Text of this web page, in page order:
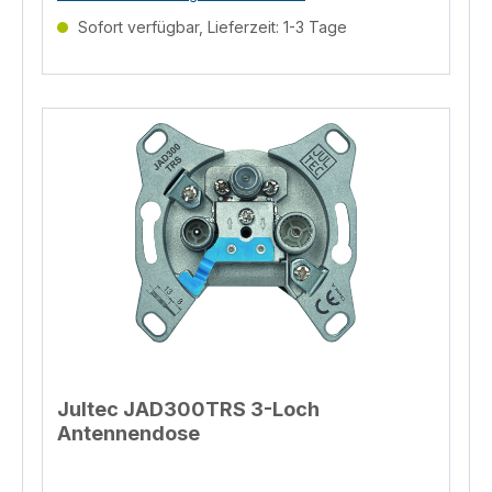
Bei Unterputzmontage ausreichend große
Unterputzbecher mit einer Größe von mind. 68×60
Installation sicherzustellen. Kabelzuführung muss
Produktsicherheit Hersteller/EU Verantwortliche
Salinstrasse 34, Rosenheim, 83022, DE
info@kathrein-ds.com Telefon 004980316193300
EU Verantwortliche Person KATHREIN Digital
Systems GmbH Salinstrasse 34, Rosenheim, 83022,
004980316193300
Sofort verfügbar, Lieferzeit: 1-3 Tage
Jultec JAD300TRS 3-Loch
Antennendose